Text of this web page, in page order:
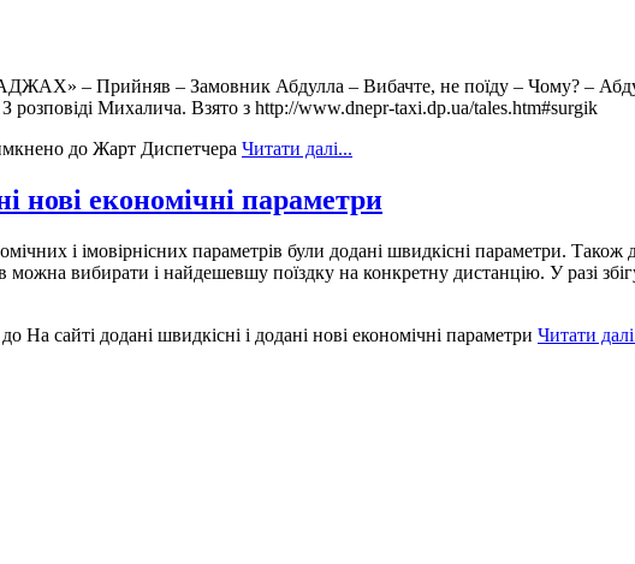
– Прийняв – Замовник Абдулла – Вибачте, не поїду – Чому? –
розповіді Михалича. Взято з http://www.dnepr-taxi.dp.ua/tales.htm#surgik
до Жарт Диспетчера Читати далі...
нові економічні параметри
і імовірнісних параметрів були додані швидкісні параметри.
можна вибирати і найдешевшу поїздку на конкретну дистанцію. У разі
до На сайті додані швидкісні і додані нові економічні параметри Читати